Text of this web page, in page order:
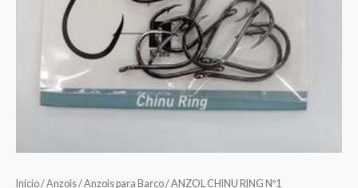
Início/Anzois/Anzois para Barco/ ANZOL CHINU RING Nº1